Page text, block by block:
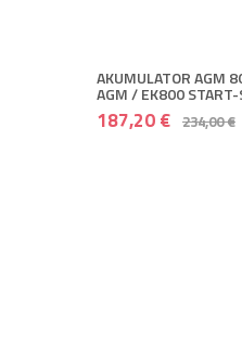
AKUMULATOR AGM
AGM / EK800 START-
187,20 € 234,00 €